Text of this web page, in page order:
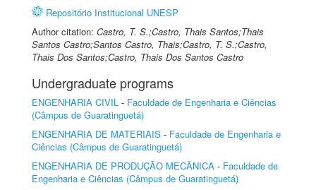
Repositório Institucional UNESP
Author citation: Castro, T. S.;Castro, Thais Santos;Thais
Santos Castro;Santos Castro, Thais;Castro, T. S.;Castro,
Thais Dos Santos;Castro, Thais Dos Santos Castro
Undergraduate programs
ENGENHARIA CIVIL - Faculdade de Engenharia e Ciências
(Câmpus de Guaratinguetá)
ENGENHARIA DE MATERIAIS - Faculdade de Engenharia e
Ciências (Câmpus de Guaratinguetá)
ENGENHARIA DE PRODUÇÃO MECÂNICA - Faculdade de
Engenharia e Ciências (Câmpus de Guaratinguetá)